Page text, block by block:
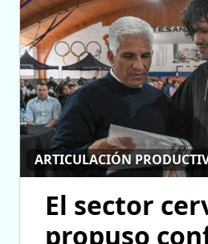
ARTICULACIÓN
El sector
propuso